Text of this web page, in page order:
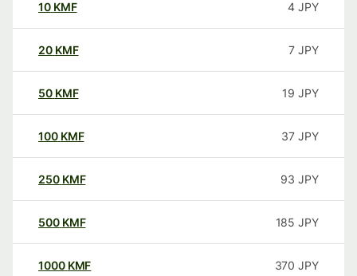
10 KMF 4 JPY
20 KMF 7 JPY
50 KMF 19 JPY
100 KMF 37 JPY
250 KMF 93 JPY
500 KMF 185 JPY
1000 KMF 370 JPY